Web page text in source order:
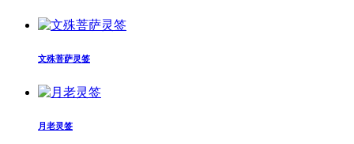
文殊菩萨灵签
月老灵签